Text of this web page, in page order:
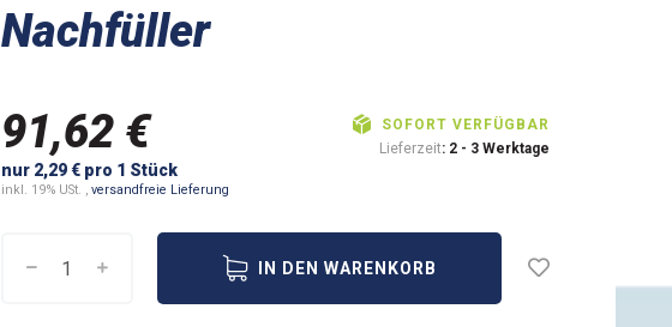
Nachfüller
91,62 €
nur 2,29 € pro 1 Stück
inkl. 19% USt. , versandfreie Lieferung
SOFORT VERFÜGBAR
Lieferzeit: 2 - 3 Werktage
IN DEN WARENKORB